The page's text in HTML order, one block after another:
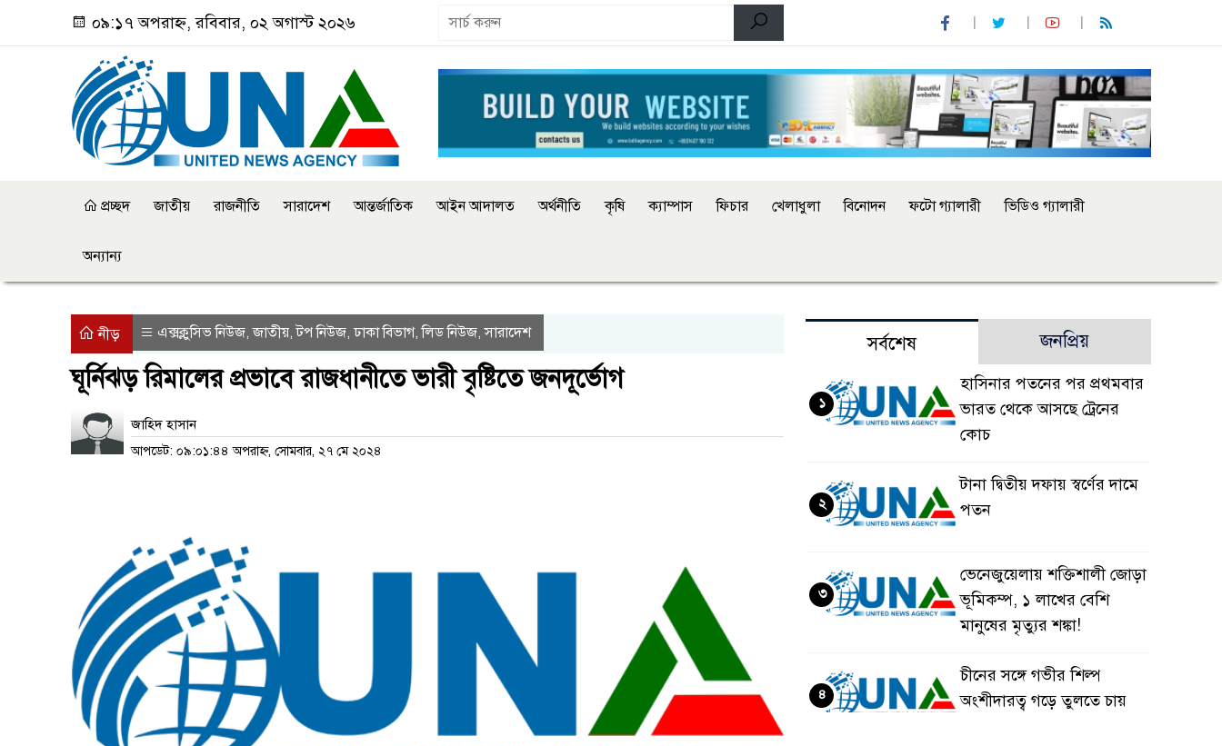
০৯:১৭ অপরাহ্ন, রবিবার, ০২ অগাস্ট ২০২৬
প্রচ্ছদ জাতীয় রাজনীতি সারাদেশ আন্তর্জাতিক আইন আদালত অর্থনীতি কৃষি ক্যাম্পাস ফিচার খেলাধুলা বিনোদন ফটো গ্যালারী ভিডিও গ্যালারী
অন্যান্য
নীড় এক্সক্লুসিভ নিউজ ,জাতীয় ,টপ নিউজ ,ঢাকা বিভাগ,লিড নিউজ ,সারাদেশ
ঘূর্নিঝড় রিমালের প্রভাবে রাজধানীতে ভারী বৃষ্টিতে জনদূর্ভোগ
জাহিদ হাসান
আপডেট: ০৯:০১:৪৪ অপরাহ্ন, সোমবার, ২৭ মে ২০২৪
সর্বশেষ জনপ্রিয়
হাসিনার পতনের পর প্রথমবার
ভারত থেকে আসছে ট্রেনের
কোচ
১
টানা দ্বিতীয় দফায় স্বর্ণের দামে
পতন
২
ভেনেজুয়েলায় শক্তিশালী জোড়া
ভূমিকম্প, ১ লাখের বেশি
মানুষের মৃত্যুর শঙ্কা!
৩
চীনের সঙ্গে গভীর শিল্প
অংশীদারত্ব গড়ে তুলতে চায়
৪